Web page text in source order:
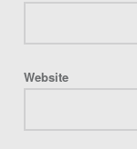
Website